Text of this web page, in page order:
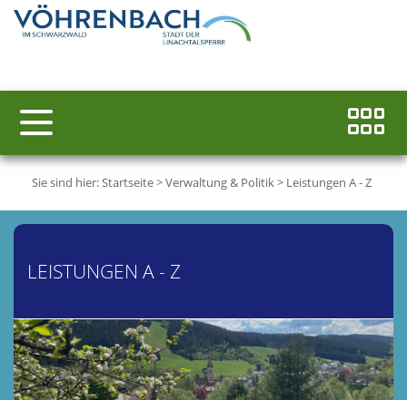
Sie sind hier:Startseite>Verwaltung & Politik> Leistungen A - Z
LEISTUNGEN A - Z